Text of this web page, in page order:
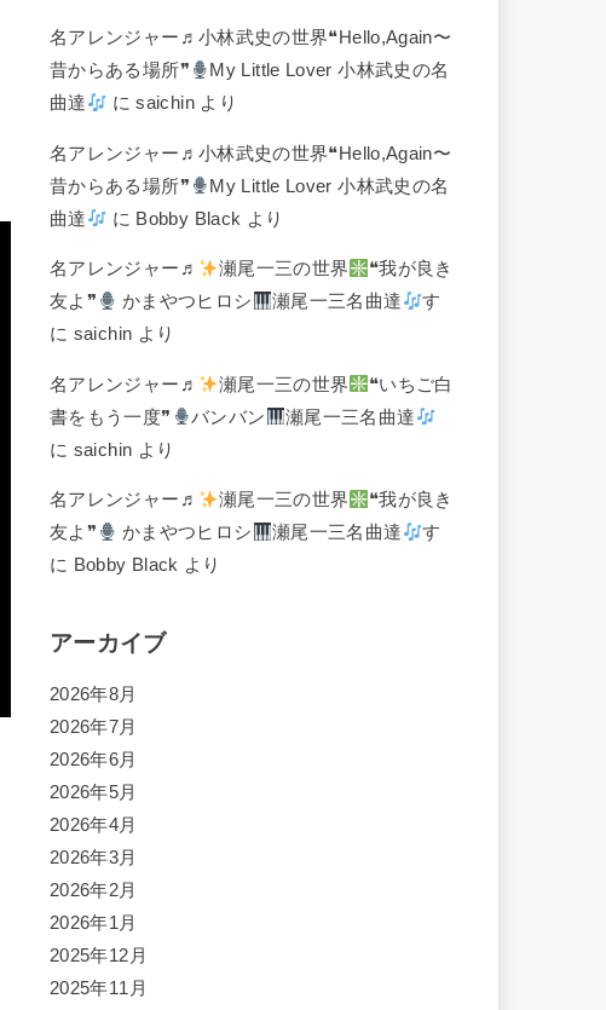
名アレンジャー♬ 小林武史の世界❝Hello,Again〜
昔からある場所❞
My Little Lover 小林武史の名
曲達
にsaichinより
名アレンジャー♬ 小林武史の世界❝Hello,Again〜
昔からある場所❞
My Little Lover 小林武史の名
曲達
に Bobby Black より
名アレンジャー♬ 瀬尾一三の世界
❝我が良き
友よ❞
かまやつヒロシ 瀬尾一三名曲達
す
に saichin より
名アレンジャー♬ 瀬尾一三の世界
❝いちご白
書をもう一度❞
バンバン
瀬尾一三名曲達
に saichin より
名アレンジャー♬ 瀬尾一三の世界
❝我が良き
友よ❞
かまやつヒロシ 瀬尾一三名曲達
す
に Bobby Black より
アーカイブ
2026年8月
2026年7月
2026年6月
2026年5月
2026年4月
2026年3月
2026年2月
2026年1月
2025年12月
2025年11月